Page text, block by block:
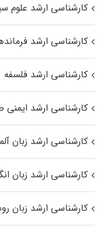
کارشناسی ارشد علوم
کارشناسی ارشد
کارشناسی ارشد فلسفه
کارشناسی ارشد ایمنی
کارشناسی ارشد زبان
کارشناسی ارشد زبان
کارشناسی ارشد زبان